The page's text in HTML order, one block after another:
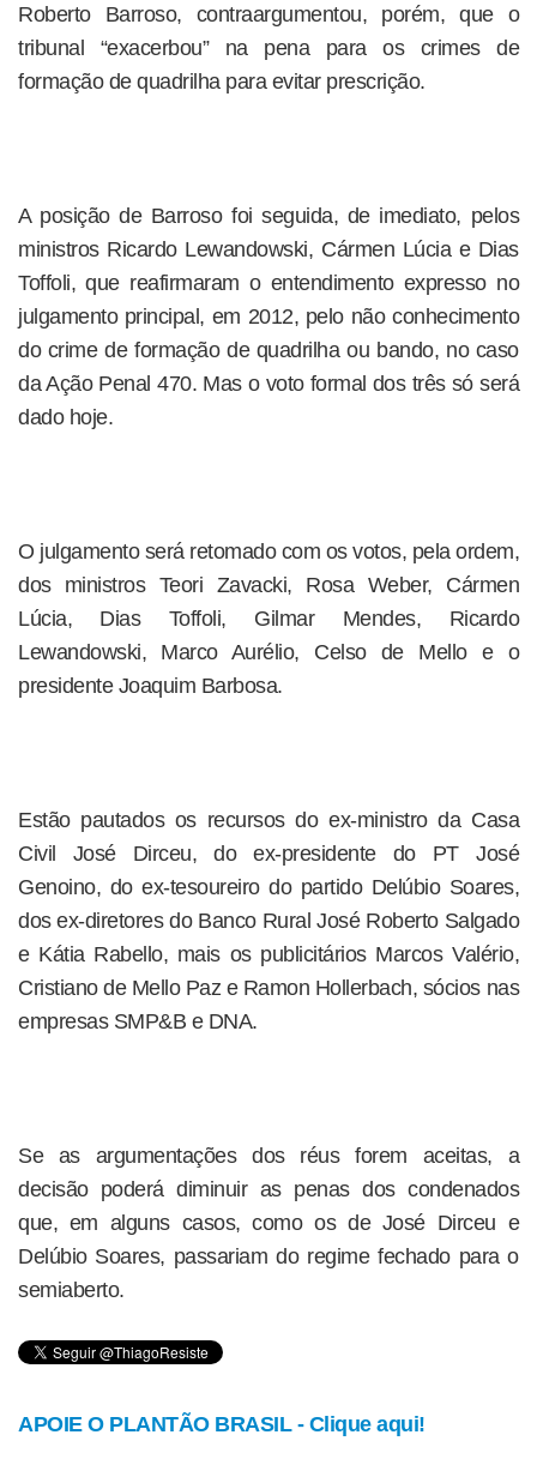
Roberto Barroso, contraargumentou, porém, que o
tribunal “exacerbou” na pena para os crimes de
formação de quadrilha para evitar prescrição.
A posição de Barroso foi seguida, de imediato, pelos
ministros Ricardo Lewandowski, Cármen Lúcia e Dias
Toffoli, que reafirmaram o entendimento expresso no
julgamento principal, em 2012, pelo não conhecimento
do crime de formação de quadrilha ou bando, no caso
da Ação Penal 470. Mas o voto formal dos três só será
dado hoje.
O julgamento será retomado com os votos, pela ordem,
dos ministros Teori Zavacki, Rosa Weber, Cármen
Lúcia, Dias Toffoli, Gilmar Mendes, Ricardo
Lewandowski, Marco Aurélio, Celso de Mello e o
presidente Joaquim Barbosa.
Estão pautados os recursos do ex-ministro da Casa
Civil José Dirceu, do ex-presidente do PT José
Genoino, do ex-tesoureiro do partido Delúbio Soares,
dos ex-diretores do Banco Rural José Roberto Salgado
e Kátia Rabello, mais os publicitários Marcos Valério,
Cristiano de Mello Paz e Ramon Hollerbach, sócios nas
empresas SMP&B e DNA.
Se as argumentações dos réus forem aceitas, a
decisão poderá diminuir as penas dos condenados
que, em alguns casos, como os de José Dirceu e
Delúbio Soares, passariam do regime fechado para o
semiaberto.
APOIE O PLANTÃO BRASIL - Clique aqui!